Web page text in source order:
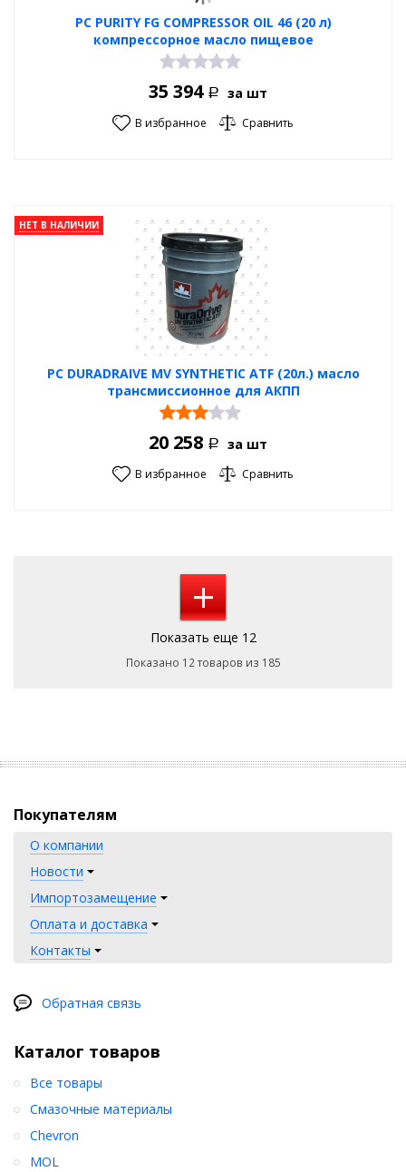
PC PURITY FG COMPRESSOR OIL 46 (20 л)
компрессорное масло пищевое
35 394 Р за шт
В избранное Сравнить
PC DURADRAIVE MV SYNTHETIC ATF (20л.) масло
трансмиссионное для АКПП
НЕТ В НАЛИЧИИ
20 258 Р за шт
В избранное Сравнить
+
Показать еще 12
Показано 12 товаров из 185
Покупателям
О компании
Новости
Импортозамещение
Оплата и доставка
Контакты
Обратная связь
Каталог товаров
Все товары
Смазочные материалы
Chevron
MOL